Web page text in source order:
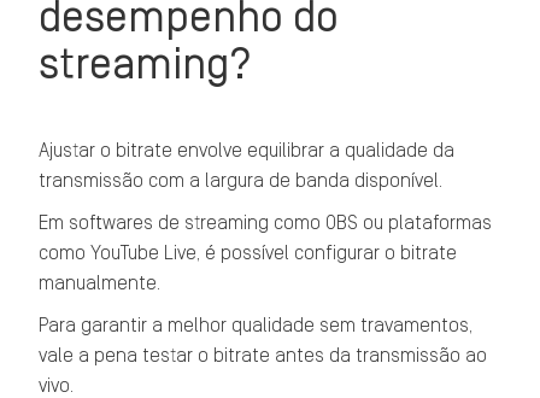
desempenho do
streaming?
Ajustar o bitrate envolve equilibrar a qualidade da
transmissão com a largura de banda disponível.
Em softwares de streaming como OBS ou plataformas
como YouTube Live, é possível configurar o bitrate
manualmente.
Para garantir a melhor qualidade sem travamentos,
vale a pena testar o bitrate antes da transmissão ao
vivo.